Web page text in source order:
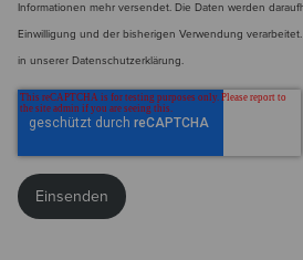
Informationen mehr versendet. Die Daten werden
Einwilligung und der bisherigen Verwendung
in unserer Datenschutzerklärung.